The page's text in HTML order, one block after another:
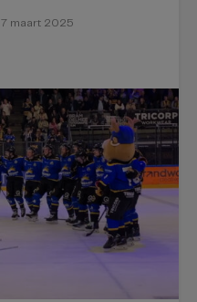
7 maart 2025